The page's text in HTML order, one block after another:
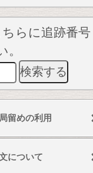
らに追跡番号
留めの利用
について